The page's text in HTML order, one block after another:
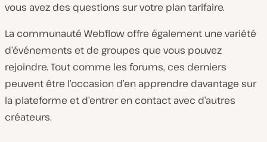
vous avez des questions sur votre plan tarifaire.
La communauté Webflow offre également une variété
d’événements et de groupes que vous pouvez
rejoindre. Tout comme les forums, ces derniers
peuvent être l’occasion d’en apprendre davantage sur
la plateforme et d’entrer en contact avec d’autres
créateurs.